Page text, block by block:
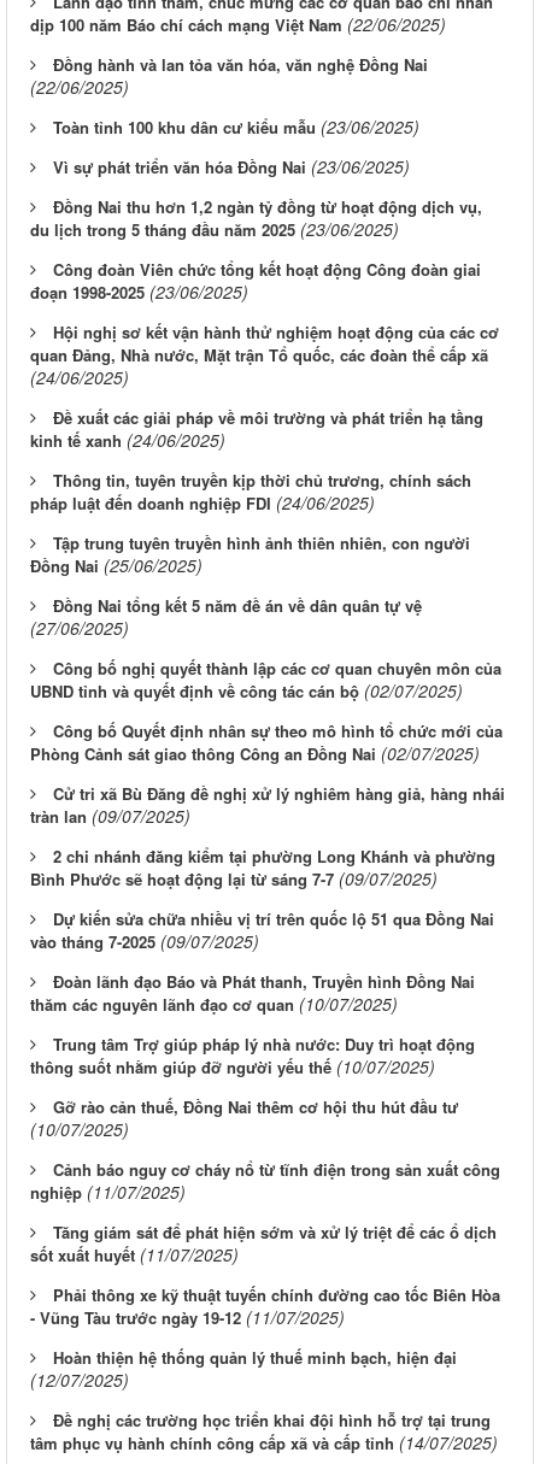
dịp 100 năm Báo chí cách mạng Việt Nam (22/06/2025)
Đồng hành và lan tỏa văn hóa, văn nghệ Đồng Nai
(22/06/2025)
Toàn tỉnh 100 khu dân cư kiểu mẫu (23/06/2025)
Vì sự phát triển văn hóa Đồng Nai (23/06/2025)
Đồng Nai thu hơn 1,2 ngàn tỷ đồng từ hoạt động dịch vụ,
du lịch trong 5 tháng đầu năm 2025 (23/06/2025)
Công đoàn Viên chức tổng kết hoạt động Công đoàn giai
đoạn 1998-2025 (23/06/2025)
Hội nghị sơ kết vận hành thử nghiệm hoạt động của các cơ
quan Đảng, Nhà nước, Mặt trận Tổ quốc, các đoàn thể cấp xã
(24/06/2025)
Đề xuất các giải pháp về môi trường và phát triển hạ tầng
kinh tế xanh (24/06/2025)
Thông tin, tuyên truyền kịp thời chủ trương, chính sách
pháp luật đến doanh nghiệp FDI (24/06/2025)
Tập trung tuyên truyền hình ảnh thiên nhiên, con người
Đồng Nai (25/06/2025)
Đồng Nai tổng kết 5 năm đề án về dân quân tự vệ
(27/06/2025)
Công bố nghị quyết thành lập các cơ quan chuyên môn của
UBND tỉnh và quyết định về công tác cán bộ (02/07/2025)
Công bố Quyết định nhân sự theo mô hình tổ chức mới của
Phòng Cảnh sát giao thông Công an Đồng Nai (02/07/2025)
Cử tri xã Bù Đăng đề nghị xử lý nghiêm hàng giả, hàng nhái
tràn lan (09/07/2025)
2 chi nhánh đăng kiểm tại phường Long Khánh và phường
Bình Phước sẽ hoạt động lại từ sáng 7-7 (09/07/2025)
Dự kiến sửa chữa nhiều vị trí trên quốc lộ 51 qua Đồng Nai
vào tháng 7-2025 (09/07/2025)
Đoàn lãnh đạo Báo và Phát thanh, Truyền hình Đồng Nai
thăm các nguyên lãnh đạo cơ quan (10/07/2025)
Trung tâm Trợ giúp pháp lý nhà nước: Duy trì hoạt động
thông suốt nhằm giúp đỡ người yếu thế (10/07/2025)
Gỡ rào cản thuế, Đồng Nai thêm cơ hội thu hút đầu tư
(10/07/2025)
Cảnh báo nguy cơ cháy nổ từ tĩnh điện trong sản xuất công
nghiệp (11/07/2025)
Tăng giám sát để phát hiện sớm và xử lý triệt để các ổ dịch
sốt xuất huyết (11/07/2025)
Phải thông xe kỹ thuật tuyến chính đường cao tốc Biên Hòa
- Vũng Tàu trước ngày 19-12 (11/07/2025)
Hoàn thiện hệ thống quản lý thuế minh bạch, hiện đại
(12/07/2025)
Đề nghị các trường học triển khai đội hình hỗ trợ tại trung
tâm phục vụ hành chính công cấp xã và cấp tỉnh (14/07/2025)